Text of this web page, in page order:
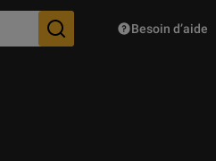
Des suggestions de
Besoin d’aide